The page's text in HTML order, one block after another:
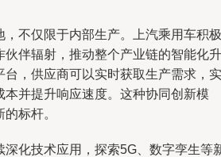
不仅限于内部生产。上汽乘用车积极
伴辐射，推动整个产业链的智能化升
，供应商可以实时获取生产需求，实
并提升响应速度。这种协同创新模
标杆。
化技术应用，探索5G、数字孪生等